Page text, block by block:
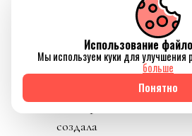
художницы и
блогера Асель
Сабыржанкызы. В
своем ролике она
создала
Использование
Мы используем куки для улучшения
больше
Понятно